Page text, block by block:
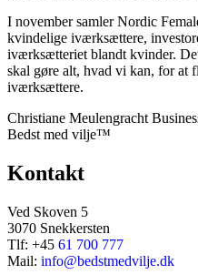
I november samler Nordic
kvindelige iværksættere,
iværksætteriet blandt kvinder.
skal gøre alt, hvad vi kan, for at
iværksættere.
Christiane Meulengracht
Bedst med vilje™
Kontakt
Ved Skoven 5
3070 Snekkersten
Tlf: +45 61 700 777
Mail: info@bedstmedvilje.dk